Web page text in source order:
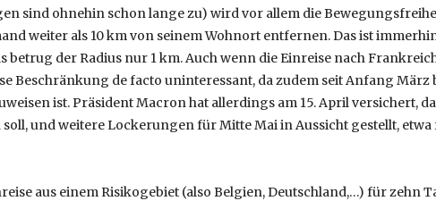
sind ohnehin schon lange zu) wird vor allem die
weiter als 10 km von seinem Wohnort entfernen. Das ist
der Radius nur 1 km. Auch wenn die Einreise nach
Beschränkung de facto uninteressant, da zudem seit Anfang März
ist. Präsident Macron hat allerdings am 15. April versichert,
und weitere Lockerungen für Mitte Mai in Aussicht gestellt,
aus einem Risikogebiet (also Belgien, Deutschland,…) für zehn